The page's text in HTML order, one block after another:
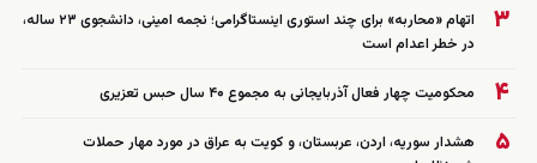
۳
اتهام «محاربه» برای چند استوری اینستاگرامی؛ نجمه امینی، دانشجوی ۲۳ ساله،
در خطر اعدام است
۴ محکومیت چهار فعال آذربایجانی به مجموع ۴۰ سال حبس تعزیری
۵
هشدار سوریه، اردن، عربستان، و کویت به عراق در مورد مهار حملات